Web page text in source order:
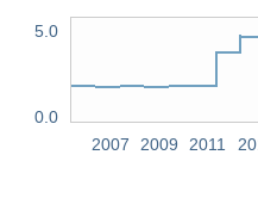
5.0
0.0
2007
2009 2011